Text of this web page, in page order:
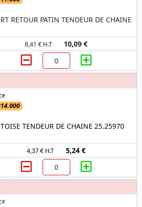
RETOUR PATIN TENDEUR DE CHAINE
8,41 € H.T 10,09 €
TENDEUR DE CHAINE 25.25970
4,37 € H.T 5,24 €